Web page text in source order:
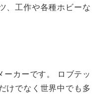
、工作や各種ホビーな
ーカーです。 ロブテッ
けでなく世界中でも多